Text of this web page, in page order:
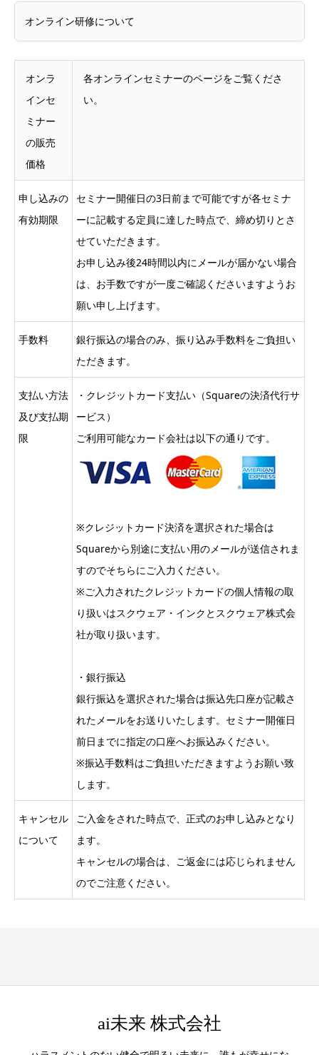
オンライン研修について
オンラ
インセ
ミナー
の販売
価格
各オンラインセミナーのページをご覧くださ
い。
申し込みの
有効期限
セミナー開催日の3日前まで可能ですが各セミナ
ーに記載する定員に達した時点で、締め切りとさ
せていただきます。
お申し込み後24時間以内にメールが届かない場合
は、お手数ですが一度ご確認くださいますようお
願い申し上げます。
手数料
銀行振込の場合のみ、振り込み手数料をご負担い
ただきます。
支払い方法
及び支払期
限
・クレジットカード支払い（Squareの決済代行サ
ービス）
ご利用可能なカード会社は以下の通りです。
※クレジットカード決済を選択された場合は
Squareから別途に支払い用のメールが送信されま
すのでそちらにご入力ください。
※ご入力されたクレジットカードの個人情報の取
り扱いはスクウェア・インクとスクウェア株式会
社が取り扱います。
・銀行振込
銀行振込を選択された場合は振込先口座が記載さ
れたメールをお送りいたします。セミナー開催日
前日までに指定の口座へお振込みください。
※振込手数料はご負担いただきますようお願い致
します。
キャンセル
について
ご入金をされた時点で、正式のお申し込みとなり
ます。
キャンセルの場合は、ご返金には応じられません
のでご注意ください。
ai未来 株式会社